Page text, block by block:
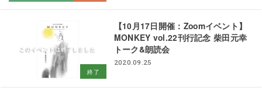
終了
【10月17日開催：Zoomイベント】
MONKEY vol.22刊行記念 柴田元幸
トーク&朗読会
2020.09.25